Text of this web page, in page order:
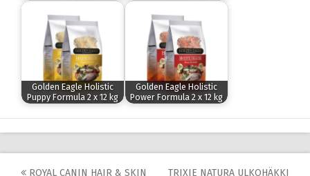
Golden Eagle Holistic
Puppy Formula 2 x 12 kg
Golden Eagle Holistic
Power Formula 2 x 12 kg
ROYAL CANIN HAIR & SKIN
TRIXIE NATURA ULKOHÄKKI